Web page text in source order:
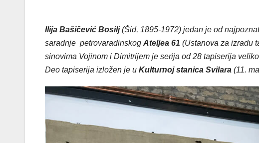
Ilija Bašičević Bosilj(Šid, 1895-1972) jedan je od
saradnje petrovaradinskog Ateljea 61 (Ustanova za izradu
sinovima Vojinom i Dimitrijem je serija od 28 tapiserija
Deo tapiserija izložen je u Kulturnoj stanica Svilara (11.